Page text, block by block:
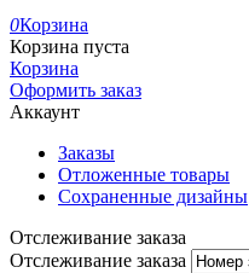
0Корзина
Корзина пуста
Корзина
Оформить заказ
Аккаунт
Заказы
Отложенные товары
Сохраненные дизайны
Отслеживание заказа
Отслеживание заказа